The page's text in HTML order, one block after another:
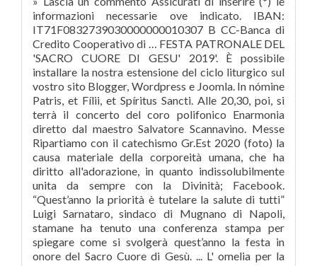
informazioni necessarie ove indicato. IBAN:
IT71F0832739030000000010307 B CC-Banca di
Credito Cooperativo di … FESTA PATRONALE DEL
'SACRO CUORE DI GESU' 2019'. È possibile
installare la nostra estensione del ciclo liturgico sul
vostro sito Blogger, Wordpress e Joomla. In nómine
Patris, et Fílii, et Spíritus Sancti. Alle 20,30, poi, si
terrà il concerto del coro polifonico Enarmonia
diretto dal maestro Salvatore Scannavino. Messe
Ripartiamo con il catechismo Gr.Est 2020 (foto) la
causa materiale della corporeità umana, che ha
diritto all'adorazione, in quanto indissolubilmente
unita da sempre con la Divinità; Facebook.
“Quest’anno la priorità è tutelare la salute di tutti”
Luigi Sarnataro, sindaco di Mugnano di Napoli,
stamane ha tenuto una conferenza stampa per
spiegare come si svolgerà quest’anno la festa in
onore del Sacro Cuore di Gesù. ... L' omelia per la